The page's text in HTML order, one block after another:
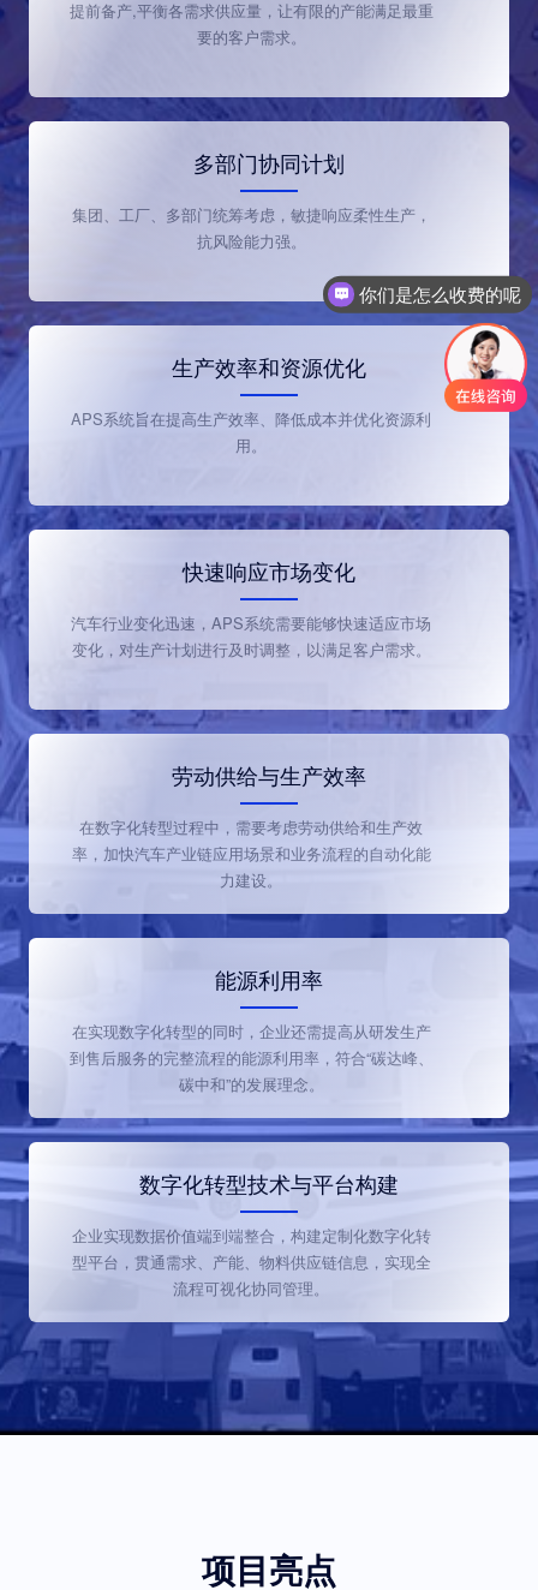
提前备产,平衡各需求供应量，让有限的产能满足最重
要的客户需求。
多部门协同计划
集团、工厂、多部门统筹考虑，敏捷响应柔性生产，
抗风险能力强。
生产效率和资源优化
APS系统旨在提高生产效率、降低成本并优化资源利
用。
快速响应市场变化
汽车行业变化迅速，APS系统需要能够快速适应市场
变化，对生产计划进行及时调整，以满足客户需求。
劳动供给与生产效率
在数字化转型过程中，需要考虑劳动供给和生产效
率，加快汽车产业链应用场景和业务流程的自动化能
力建设。
能源利用率
在实现数字化转型的同时，企业还需提高从研发生产
到售后服务的完整流程的能源利用率，符合“碳达峰、
碳中和”的发展理念。
数字化转型技术与平台构建
企业实现数据价值端到端整合，构建定制化数字化转
型平台，贯通需求、产能、物料供应链信息，实现全
流程可视化协同管理。
项目亮点
你们是怎么收费的呢